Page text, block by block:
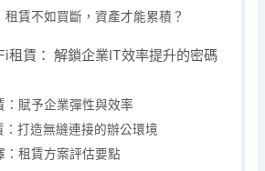
租賃不如買斷，資產才能累積？
租賃： 解鎖企業IT效率提升的密碼
：賦予企業彈性與效率
：打造無縫連接的辦公環境
：租賃方案評估要點